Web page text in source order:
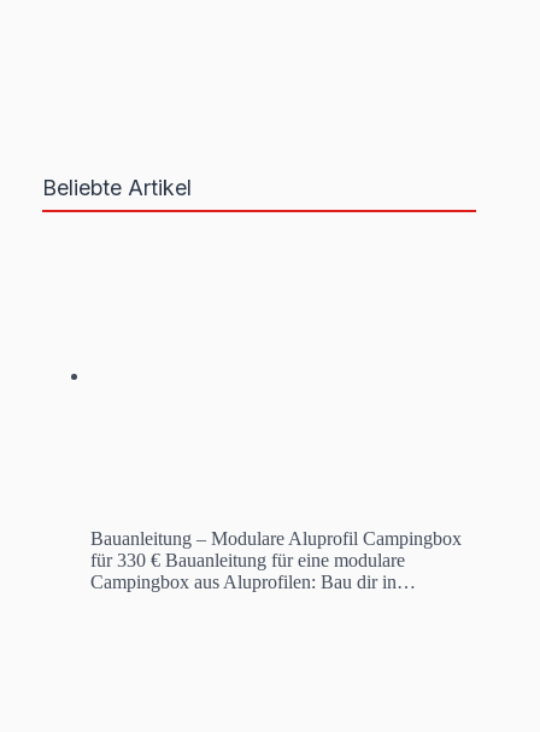
Beliebte Artikel
Bauanleitung – Modulare Aluprofil Campingbox
für 330 € Bauanleitung für eine modulare
Campingbox aus Aluprofilen: Bau dir in…